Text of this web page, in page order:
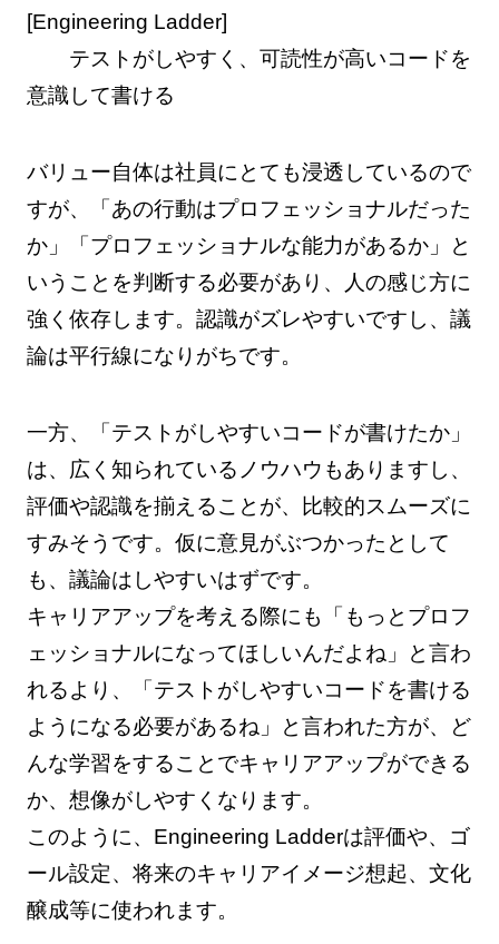
[Engineering Ladder]
テストがしやすく、可読性が高いコードを
意識して書ける
バリュー自体は社員にとても浸透しているので
すが、「あの行動はプロフェッショナルだった
か」「プロフェッショナルな能力があるか」と
いうことを判断する必要があり、人の感じ方に
強く依存します。認識がズレやすいですし、議
論は平行線になりがちです。
一方、「テストがしやすいコードが書けたか」
は、広く知られているノウハウもありますし、
評価や認識を揃えることが、比較的スムーズに
すみそうです。仮に意見がぶつかったとして
も、議論はしやすいはずです。
キャリアアップを考える際にも「もっとプロフ
ェッショナルになってほしいんだよね」と言わ
れるより、「テストがしやすいコードを書ける
ようになる必要があるね」と言われた方が、ど
んな学習をすることでキャリアアップができる
か、想像がしやすくなります。
このように、Engineering Ladderは評価や、ゴ
ール設定、将来のキャリアイメージ想起、文化
醸成等に使われます。